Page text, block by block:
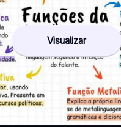
Visualizar